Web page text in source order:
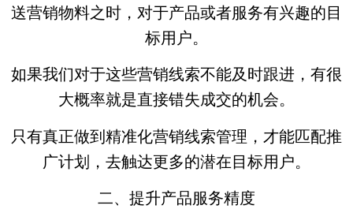
送营销物料之时，对于产品或者服务有兴趣的目
标用户。
如果我们对于这些营销线索不能及时跟进，有很
大概率就是直接错失成交的机会。
只有真正做到精准化营销线索管理，才能匹配推
广计划，去触达更多的潜在目标用户。
二、提升产品服务精度